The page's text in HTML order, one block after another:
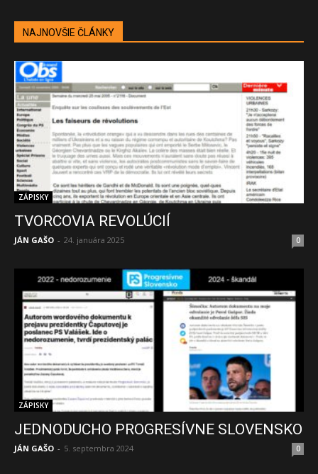
NAJNOVŠIE ČLÁNKY
ZÁPISKY
TVORCOVIA REVOLÚCIÍ
JÁN GAŠO - 24. januára 2025 0
ZÁPISKY
JEDNODUCHO PROGRESÍVNE SLOVENSKO
JÁN GAŠO - 5. septembra 2024 0